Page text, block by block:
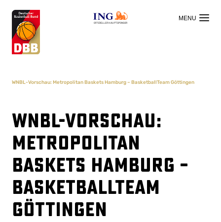
OFFIZIELLER HAUPTSPONSOR
WNBL-Vorschau: Metropolitan Baskets Hamburg – BasketballTeam Göttingen
WNBL-Vorschau:
Metropolitan
Baskets Hamburg –
BasketballTeam
Göttingen